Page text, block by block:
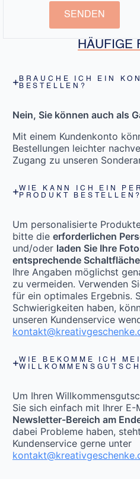
SENDEN
HÄUFIGE
BRAUCHE ICH EIN
BESTELLEN?
Nein, Sie können auch als
Mit einem Kundenkonto
Bestellungen leichter
Zugang zu unseren
WIE KANN ICH EIN
PRODUKT BESTELLEN?
Um personalisierte
bitte die erforderlichen
und/oder laden Sie Ihre
entsprechende
Ihre Angaben möglichst
zu vermeiden. Verwenden
für ein optimales Ergebnis.
Schwierigkeiten haben,
unseren Kundenservice
WIE BEKOMME ICH
Um Ihren
Sie sich einfach mit Ihrer E-
Newsletter-Bereich am
dabei Probleme haben,
Kundenservice gerne unter